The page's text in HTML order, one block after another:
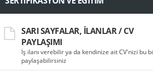
SARI SAYFALAR, İLANLAR / CV
PAYLAŞIMI
İş ilanı verebilir ya da kendinize ait CV'nizi bu
paylaşabilirsiniz